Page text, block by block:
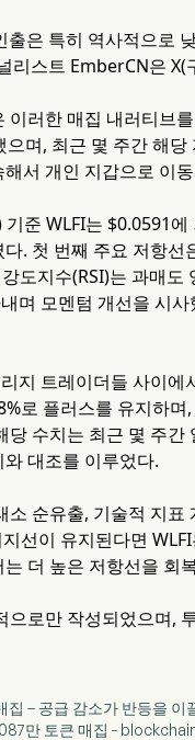
은 특히 역사적으로
리스트 EmberCN은 X(
이러한 매집 내러티브
며, 최근 몇 주간 해
서 개인 지갑으로 이
기준 WLFI는 $0.0591
. 첫 번째 주요 저항
도지수(RSI)는 과매
며 모멘텀 개선을 시
지 트레이더들 사이
로 플러스를 유지하
당 수치는 최근 몇 주
대조를 이루었다.
소 순유출, 기술적 지
선이 유지된다면
더 높은 저항선을 회
으로만 작성되었으며,
집 – 공급 감소가 반등을 이
만 토큰 매집 -